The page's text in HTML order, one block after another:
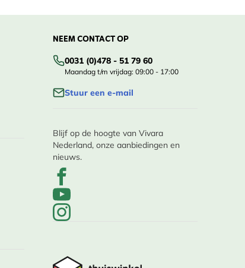
NEEM CONTACT OP
0031 (0)478 - 51 79 60
Maandag t/m vrijdag: 09:00 - 17:00
Stuur een e-mail
Blijf op de hoogte van Vivara
Nederland, onze aanbiedingen en
nieuws.